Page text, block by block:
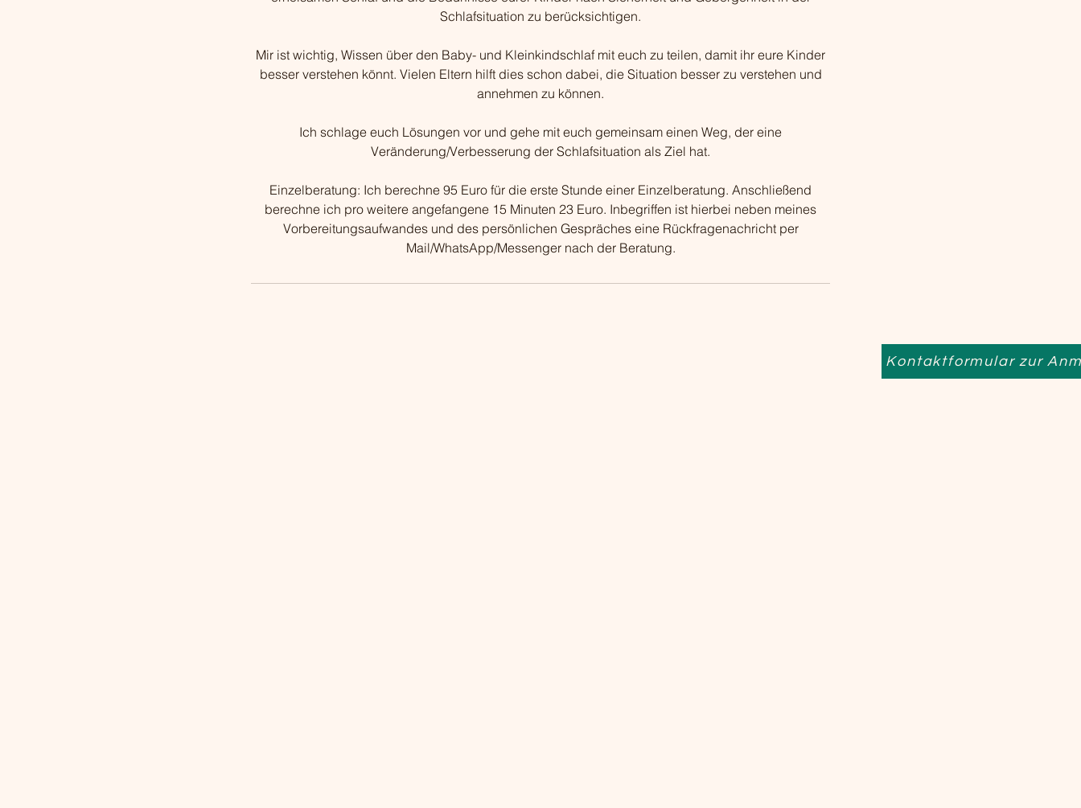
Schlafsituation zu berücksichtigen.
Mir ist wichtig, Wissen über den Baby- und Kleinkindschlaf mit euch zu teilen, damit ihr eure Kinder
besser verstehen könnt. Vielen Eltern hilft dies schon dabei, die Situation besser zu verstehen und
annehmen zu können.
Ich schlage euch Lösungen vor und gehe mit euch gemeinsam einen Weg, der eine
Veränderung/Verbesserung der Schlafsituation als Ziel hat.
Einzelberatung: Ich berechne 95 Euro für die erste Stunde einer Einzelberatung. Anschließend
berechne ich pro weitere angefangene 15 Minuten 23 Euro. Inbegriffen ist hierbei neben meines
Vorbereitungsaufwandes und des persönlichen Gespräches eine Rückfragenachricht per
Mail/WhatsApp/Messenger nach der Beratung.
Kontaktformular zur